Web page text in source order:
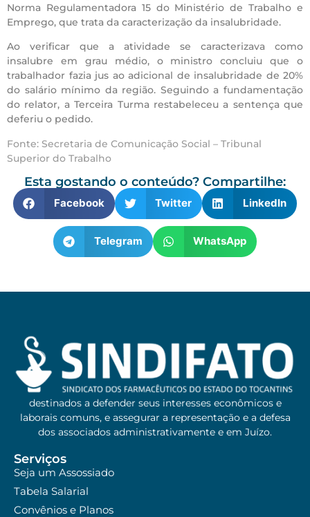
Norma Regulamentadora 15 do Ministério de Trabalho e
Emprego, que trata da caracterização da insalubridade.
Ao verificar que a atividade se caracterizava como
insalubre em grau médio, o ministro concluiu que o
trabalhador fazia jus ao adicional de insalubridade de 20%
do salário mínimo da região. Seguindo a fundamentação
do relator, a Terceira Turma restabeleceu a sentença que
deferiu o pedido.
Fonte: Secretaria de Comunicação Social – Tribunal
Superior do Trabalho
Esta gostando o conteúdo? Compartilhe:
Facebook Twitter LinkedIn
Telegram WhatsApp
destinados a defender seus interesses econômicos e
laborais comuns, e assegurar a representação e a defesa
dos associados administrativamente e em Juízo.
Serviços
Seja um Assossiado
Tabela Salarial
Convênios e Planos